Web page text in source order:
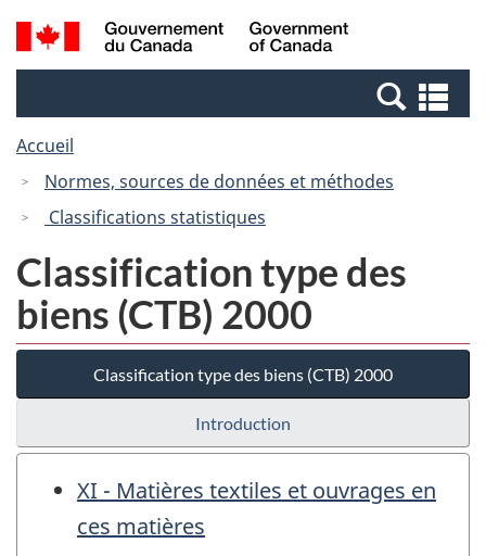
Passer
au
Passer
à
Canada
Recherche
et
et
Accueil
Normes, sources de données et méthodes
Classifications statistiques
Classification type des
biens (CTB) 2000
Classification type des biens (CTB) 2000
Introduction
XI - Matières textiles et ouvrages en
ces matières